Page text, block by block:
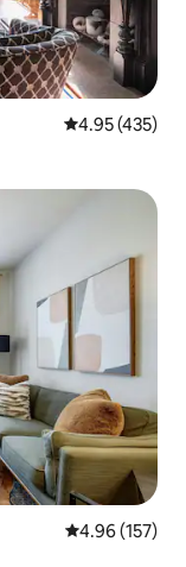
Calificación
4.95 (435)
Calificación
4.96 (157)